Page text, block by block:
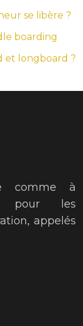
se libère ?
boarding
et longboard ?
comme à
pour les
appelés